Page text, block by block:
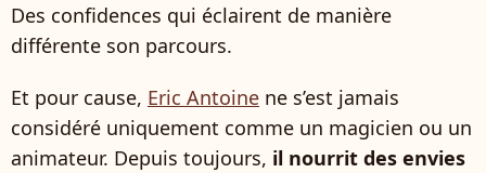
Des confidences qui éclairent de manière
différente son parcours.
Et pour cause, Eric Antoine ne s’est jamais
considéré uniquement comme un magicien ou un
animateur. Depuis toujours, il nourrit des envies